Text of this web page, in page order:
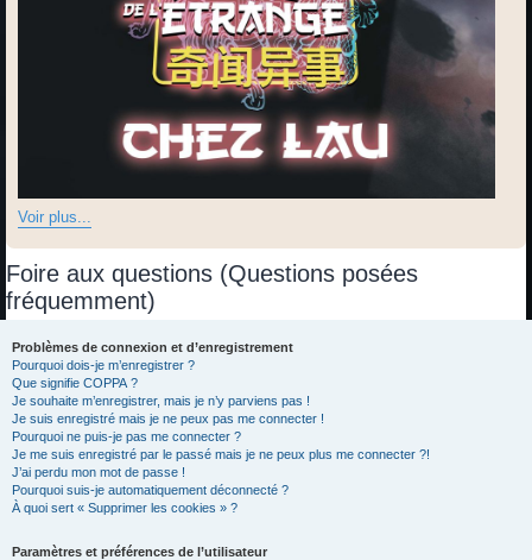
Voir plus...
Foire aux questions (Questions posées
fréquemment)
Problèmes de connexion et d’enregistrement
Pourquoi dois-je m’enregistrer ?
Que signifie COPPA ?
Je souhaite m’enregistrer, mais je n’y parviens pas !
Je suis enregistré mais je ne peux pas me connecter !
Pourquoi ne puis-je pas me connecter ?
Je me suis enregistré par le passé mais je ne peux plus me connecter ?!
J’ai perdu mon mot de passe !
Pourquoi suis-je automatiquement déconnecté ?
À quoi sert « Supprimer les cookies » ?
Paramètres et préférences de l’utilisateur